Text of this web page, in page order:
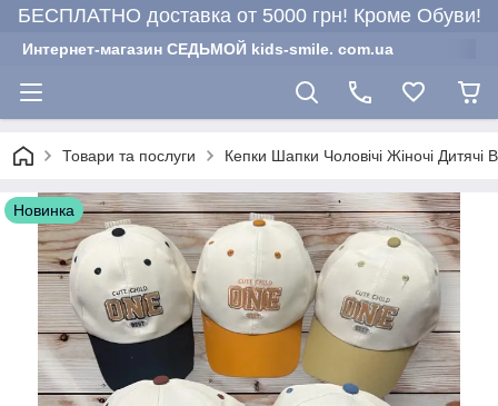
БЕСПЛАТНО доставка от 5000 грн! Кроме Обуви!
Интернет-магазин СЕДЬМОЙ kids-smile. com.ua
Товари та послуги Кепки Шапки Чоловічі Жіночі Дитячі
Новинка